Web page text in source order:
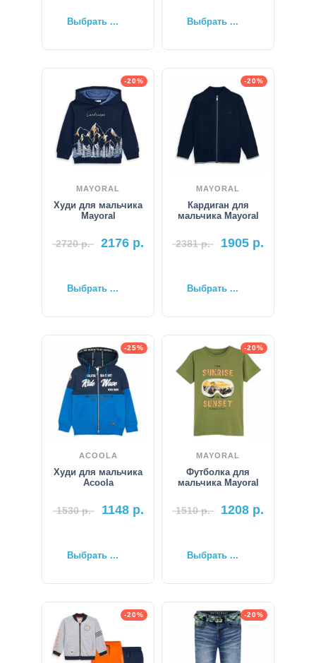
Выбрать ... Выбрать ...
-20%
MAYORAL
Худи для мальчика
Mayoral
2720р. 2176 р.
Выбрать ...
-20%
MAYORAL
Кардиган для
мальчика Mayoral
2381р. 1905 р.
Выбрать ...
-25%
ACOOLA
Худи для мальчика
Acoola
1530р. 1148р.
Выбрать ...
-20%
MAYORAL
Футболка для
мальчика Mayoral
1510р. 1208 р.
Выбрать ...
-20% -20%